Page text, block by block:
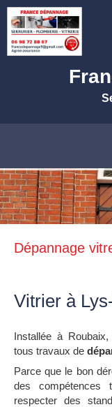
Dépannage
Vitrier à
Installée à
tous travaux de
Parce que le bon
des compétences
respecter des